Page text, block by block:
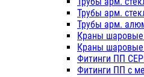
Трубы арм.
Трубы арм.
Краны
Краны
Фитинги ПП
Фитинги ПП с